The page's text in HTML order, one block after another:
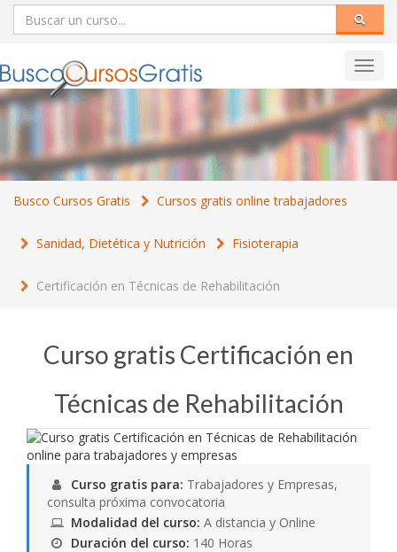
Busco Cursos Gratis Cursos gratis online trabajadores
Sanidad, Dietética y Nutrición Fisioterapia
Certificación en Técnicas de Rehabilitación
Curso gratis Certificación en
Técnicas de Rehabilitación
Curso gratis para: Trabajadores y Empresas,
consulta próxima convocatoria
Modalidad del curso: A distancia y Online
Duración del curso: 140 Horas